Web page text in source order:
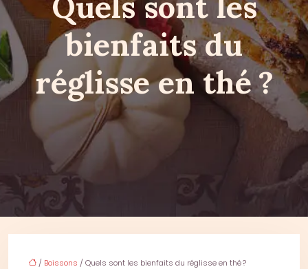
bienfaits du
réglisse en thé ?
/ Boissons / Quels sont les bienfaits du réglisse en thé ?